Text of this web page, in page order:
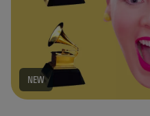
NEW